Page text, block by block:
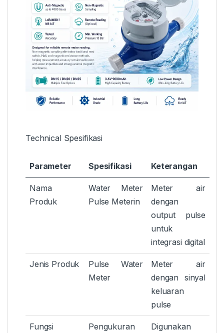
Technical Spesifikasi
Parameter Spesifikasi Keterangan
Nama
Produk
Water Meter
Pulse Meterin
Meter air
dengan
output pulse
untuk
integrasi digital
Jenis Produk
Pulse Water
Meter
Meter air
dengan sinyal
keluaran
pulse
Fungsi
Pengukuran
Digunakan